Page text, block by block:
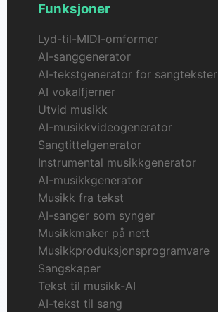
Funksjoner
Lyd-til-MIDI-omformer
AI-sanggenerator
AI-tekstgenerator for sangtekster
AI vokalfjerner
Utvid musikk
AI-musikkvideogenerator
Sangtittelgenerator
Instrumental musikkgenerator
AI-musikkgenerator
Musikk fra tekst
AI-sanger som synger
Musikkmaker på nett
Musikkproduksjonsprogramvare
Sangskaper
Tekst til musikk-AI
AI-tekst til sang